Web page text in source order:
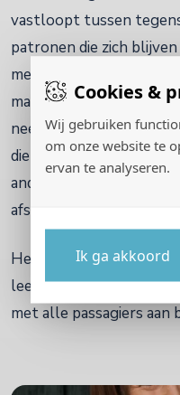
Cookies &
Wij gebruiken
om onze website te
ervan te analyseren.
Ik ga akkoord
vastloopt tussen
patronen die zich
met grenzen stellen,
maken. Of als je merkt
neemt: de pusher die
die niets mag laten
anderen zorgt, de
afstand houdt of de
Het brengt bewustzijn,
leert opnieuw aan het
met alle passagiers aan